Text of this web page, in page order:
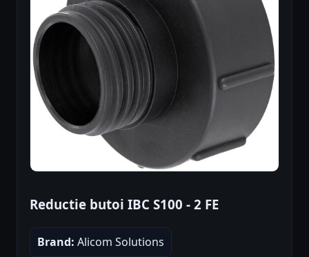
Reductie butoi IBC S100 - 2 FE
Brand: Alicom Solutions